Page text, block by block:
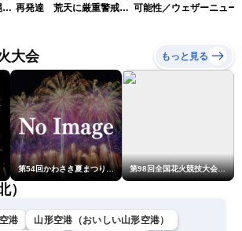
・ 再発達 荒天に厳重警戒を 可能性／ウェザーニュー
大会 もっと見る
第54回かわさき夏まつり花火大会「おらが自慢のでっかい花火」 第98回全国花火競技大会「大曲の花火」
）
港
山形空港（おいしい山形空港）